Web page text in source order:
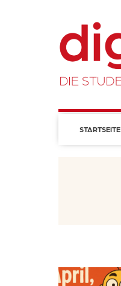
STARTSEITE